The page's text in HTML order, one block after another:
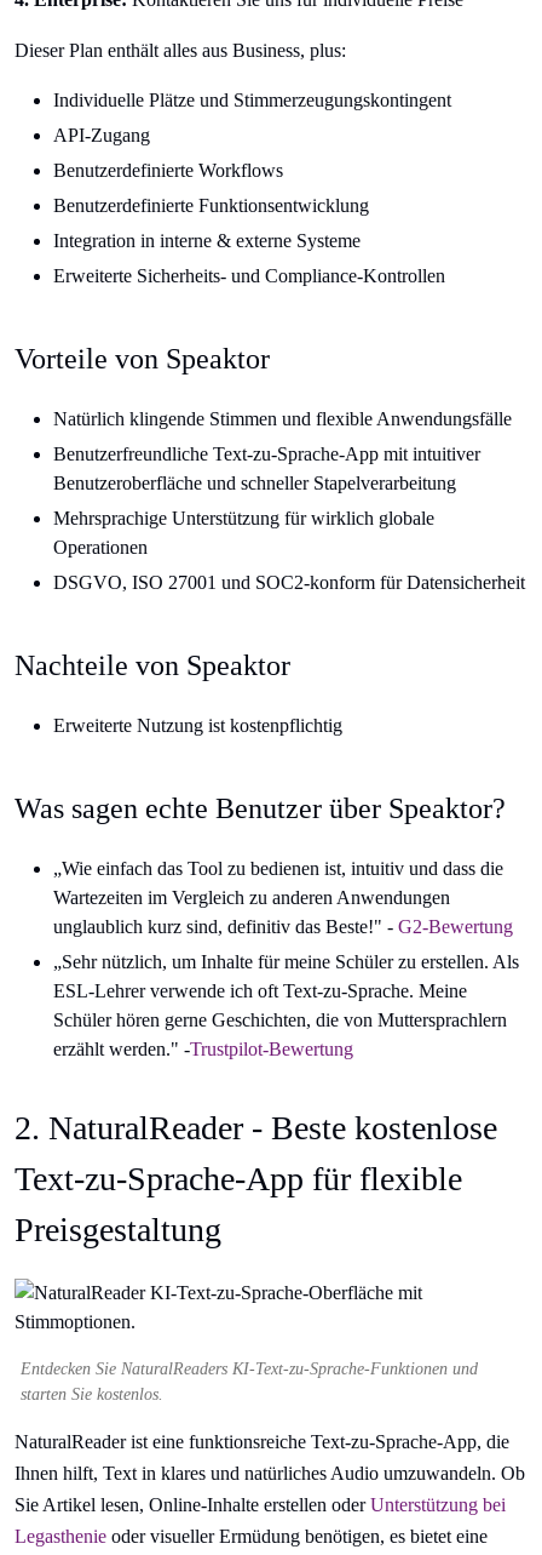
Dieser Plan enthält alles aus Business, plus:
Individuelle Plätze und Stimmerzeugungskontingent
API-Zugang
Benutzerdefinierte Workflows
Benutzerdefinierte Funktionsentwicklung
Integration in interne & externe Systeme
Erweiterte Sicherheits- und Compliance-Kontrollen
Vorteile von Speaktor
Natürlich klingende Stimmen und flexible Anwendungsfälle
Benutzerfreundliche Text-zu-Sprache-App mit intuitiver
Benutzeroberfläche und schneller Stapelverarbeitung
Mehrsprachige Unterstützung für wirklich globale
Operationen
DSGVO, ISO 27001 und SOC2-konform für Datensicherheit
Nachteile von Speaktor
Erweiterte Nutzung ist kostenpflichtig
Was sagen echte Benutzer über Speaktor?
„Wie einfach das Tool zu bedienen ist, intuitiv und dass die
Wartezeiten im Vergleich zu anderen Anwendungen
unglaublich kurz sind, definitiv das Beste!" - G2-Bewertung
„Sehr nützlich, um Inhalte für meine Schüler zu erstellen. Als
ESL-Lehrer verwende ich oft Text-zu-Sprache. Meine
Schüler hören gerne Geschichten, die von Muttersprachlern
erzählt werden." -Trustpilot-Bewertung
2. NaturalReader - Beste kostenlose
Text-zu-Sprache-App für flexible
Preisgestaltung
Entdecken Sie NaturalReaders KI-Text-zu-Sprache-Funktionen und
starten Sie kostenlos.
NaturalReader ist eine funktionsreiche Text-zu-Sprache-App, die
Ihnen hilft, Text in klares und natürliches Audio umzuwandeln. Ob
Sie Artikel lesen, Online-Inhalte erstellen oderUnterstützung bei
Legasthenie oder visueller Ermüdung benötigen, es bietet eine